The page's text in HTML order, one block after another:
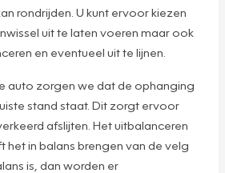
rondrijden. U kunt ervoor kiezen
uit te laten voeren maar ook
en eventueel uit te lijnen.
auto zorgen we dat de ophanging
stand staat. Dit zorgt ervoor
afslijten. Het uitbalanceren
het in balans brengen van de velg
is, dan worden er